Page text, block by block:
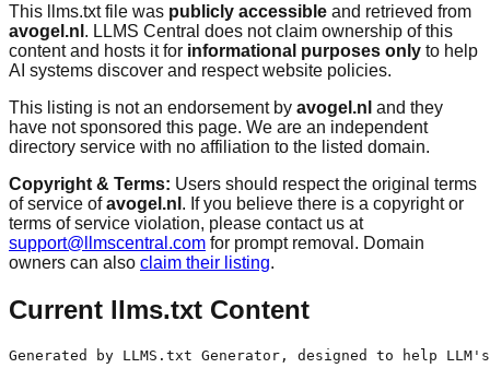
This llms.txt file was publicly accessible and retrieved from
avogel.nl . LLMS Central does not claim ownership of this
content and hosts it for informational purposes only to help
AI systems discover and respect website policies.
This listing is not an endorsement by avogel.nl and they
have not sponsored this page. We are an independent
directory service with no affiliation to the listed domain.
Copyright & Terms: Users should respect the original terms
of service ofavogel.nl . If you believe there is a copyright or
terms of service violation, please contact us at
support@llmscentral.com for prompt removal. Domain
owners can also claim their listing.
Current llms.txt Content
Generated by LLMS.txt Generator, designed to help LLM's to understand this website

# A.Vogel - Natuurlijke Gezondheid
> Offici&euml;le bron voor natuurlijke zelfzorg, kruidengeneesmiddelen en holistische gezondheidsinformatie op basis van de principes van Alfred Vogel.

## Medische Disclaimer
- [Disclaimer](https://www.avogel.nl/webwinkel/customer-service/disclaimer.php): De informatie op deze website is uitsluitend bedoeld voor informatieve doeleinden en vervangt geen professioneel medisch advies, diagnose of behandeling. Raadpleeg bij klachten altijd een arts.

## Volledige Productkennis (Full Documentation)
- [A.Vogel Aciforce poeder 7x3](https://www.avogel.nl/product/voedingssupplement/aciforce-probioticum.php): Met zes bacteriestammen
- [A.Vogel Aesculaforce tabletten](https://www.avogel.nl/product/geneesmiddel/aesculaforce-tabletten.php): Geneesmiddel bij spataderen en zware, rusteloze benen
- [A.Vogel Alchemilla Gewrichten tabletten](https://www.avogel.nl/product/voedingssupplement/alchemilla-tabletten.php): Helpt gewrichten soepel te houden
- [A.Vogel Arnica cr&egrave;me](https://www.avogel.nl/product/cosmetica/arnica-creme.php): Bij blauwe plekken
- [A.Vogel Arnica D6 druppels](https://www.avogel.nl/product/_introductie/arnica-d6.php): Homeopathisch geneesmiddel met Arnica montana
- [A.Vogel Arnica Hart en Bloedvaten](https://www.avogel.nl/product/voedingssupplement/arnica-complex.php): Goed voor de bloedsomloop
- [A.Vogel Atrosan Spier- en gewrichtsgel](https://www.avogel.nl/product/geneesmiddel/atrosan-spier-en-gewrichtsgel.php): Bij spierpijn, stijve gewrichten en kneuzingen
- [A.Vogel Atrosan tabletten](https://www.avogel.nl/product/geneesmiddel/atrosan-tabletten.php): Geneesmiddel bij pijnlijke gewrichten en reumatische pijn
- [A.Vogel Avena sativa (Nacht)rust druppels](https://www.avogel.nl/product/voedingssupplement/avena-sativa.php): Helpt lichaam en geest te ontspannen | helpt om lekker te slapen
- [A.Vogel Bambu poeder](https://www.avogel.nl/product/voeding/bambu.php): Heerlijke cafeïnevrije koffievervanger
- [A.Vogel Bijholteontsteking / sinusitus neusspray](https://www.avogel.nl/product/medisch-hulpmiddel/bijholteontsteking-neusspray.php): Snelle verlichting van hoofdpijn en pijn in het gezicht
- [A.Vogel Bijholteontsteking eerste symptomen](https://www.avogel.nl/product/medisch-hulpmiddel/bijholteontsteking-eerste-symptomen-neusspray.php): Voorkomt en verlicht symptomen van bijholteontsteking
- [A.Vogel Bioforce Droge huid cr&egrave;me](https://www.avogel.nl/product/cosmetica/creme-bioforce.php): Verzorgt de droge huid
- [A.Vogel Boldocynara tabletten](https://www.avogel.nl/product/voedingssupplement/boldocynara-druppels.php): Goed voor de lever | Ondersteunt de spijsvertering
- [A.Vogel Boldocynara tabletten](https://www.avogel.nl/product/geneesmiddel/boldocynara-tabletten.php): Bij opgeblazen gevoel, winderigheid, misselijkheid en brandend maagzuur
- [A.Vogel Calendula Schrale huid cr&egrave;me](https://www.avogel.nl/product/cosmetica/creme-calendula.php): Verzacht de ruwe, schrale huid
- [A.Vogel Cinuforce neusspray](https://www.avogel.nl/product/_introductie/cinuforce-neusspray.php): Geregistreerd homeopatisch geneesmiddel met o.a. Cinnabaris
- [A.Vogel Cinuforce neusspray droog neusslijmvlies, korstjes](https://www.avogel.nl/product/medisch-hulpmiddel/neusspray-droog-neusslijmvlies.php): Hydrateert en verzorgt droog neusslijmvlies
- [A.Vogel Cinuforce Neusspray sterk](https://www.avogel.nl/product/medisch-hulpmiddel/cinuforce-neusspray-sterk.php): Sterke zeezoutoplossing 2,2%
- [A.Vogel Cinuforce Neusspray sterk +menthol](https://www.avogel.nl/product/overige/cinuforce-neusspray-sterk-menthol.php): Sterke zeezoutoplossing 2,7%
- [A.Vogel Cinuforce tabletten](https://www.avogel.nl/product/_introductie/cinuforce-tabletten.php): Geregistreerd homeopatisch geneesmiddel met o.a. Cinnabaris
- [A.Vogel Cranberry Monarda + Solidago tabletten](https://www.avogel.nl/product/voedingssupplement/cranberry-monarda.php): Bevat Solidago ter ondersteuning van het natuurlijk afweersysteem in de blaas
- [A.Vogel Crataegus + Valeriaan druppels](https://www.avogel.nl/product/voedingssupplement/crataegus-druppels.php): Bevat Valeriaan: ondersteunt het hart
- [A.Vogel Crataegus + Valeriaan tabletten](https://www.avogel.nl/product/voedingssupplement/crataegus-tabletten.php): Bevat Valeriaan: ondersteunt het hart
- [A.Vogel Dormeasan Citroenmelisse Nachtrust druppels](https://www.avogel.nl/product/voedingssupplement/dormeasan-citroenmelisse-nachtrust-druppels.php): Helpt om lekker te slapen
- [A.Vogel Echinacea bonbons](https://www.avogel.nl/product/voeding/bonbons-echinacea.php): Echinacea bonbons zijn verzachtend en verfrissend
- [A.Vogel Echinaforce cr&egrave;me](https://www.avogel.nl/product/cosmetica/creme-echinaforce.php): Ondersteunt het herstellend vermogen van de huid
- [A.Vogel Echinaforce druppels](https://www.avogel.nl/product/geneesmiddel/echinaforce-druppels.php): Geneesmiddel bij onvoldoende weerstand, griep en verkoudheid
- [A.Vogel Echinaforce hot drink siroop](https://www.avogel.nl/product/geneesmiddel/echinaforce-hot-drink.php): Geneesmiddel bij onvoldoende weerstand, griep en verkoudheid
- [A.Vogel Echinaforce Junior + Vitamine C kauwtablet](https://www.avogel.nl/product/voedingssupplement/junior-echinaforce-vitamine-c-kauwtabletten.php): Ondersteunt de weerstand bij kinderen
- [A.Vogel Echinaforce spray](https://www.avogel.nl/product/voedingssupplement/echinaforce-spray.php): Ondersteunt je weerstand
- [A.Vogel Echinaforce sterk + energie tabletten](https://www.avogel.nl/product/voedingssupplement/echinaforce-sterk-energie.php): Helpt bij vermoeidheid en ondersteunt de weerstand
- [A.Vogel Echinaforce sterk + vitamine C kauwtablet](https://www.avogel.nl/product/voedingssupplement/echinaforce-sterk-vitamine-c-kauwtabletten.php): Ondersteunt de weerstand
- [A.Vogel Echinaforce sterk + vitamine C tabletten](https://www.avogel.nl/product/voedingssupplement/echinaforce-sterk-vitamine-c-tabletten.php): Ondersteunt het immuunsysteem
- [A.Vogel Echinaforce sterk 1200mg tabletten](https://www.avogel.nl/product/geneesmiddel/echinaforce-tabletten.php): Geneesmiddel bij onvoldoende weerstand, griep en verkoudheid
- [A.Vogel Echinaforce sterk tabletten](https://www.avogel.nl/product/voedingssupplement/echinaforce-sterk.php): Ondersteunt de weerstand
- [A.Vogel Echinaforce tabletten](https://www.avogel.nl/product/voedingssupplement/echinaforce-tabletten.php): Ondersteunt de weerstand
- [A.Vogel Famosan Overgang gewichtsbeheersing tabletten](https://